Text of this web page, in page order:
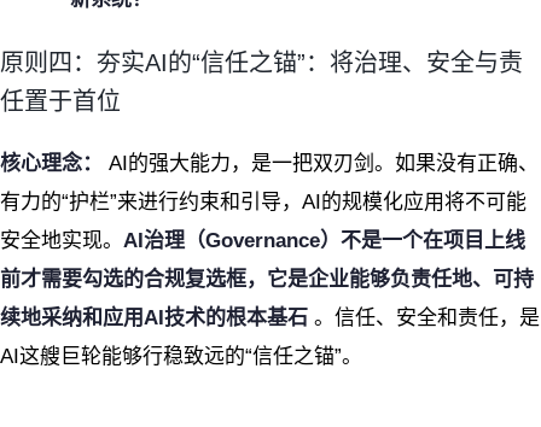
原则四：夯实AI的“信任之锚”：将治理、安全与责
任置于首位
核心理念：
AI的强大能力，是一把双刃剑。如果没有正确、
有力的“护栏”来进行约束和引导，AI的规模化应用将不可能
安全地实现。 AI治理（Governance）不是一个在项目上线
前才需要勾选的合规复选框，它是企业能够负责任地、可持
续地采纳和应用AI技术的根本基石 。信任、安全和责任，是
AI这艘巨轮能够行稳致远的“信任之锚”。